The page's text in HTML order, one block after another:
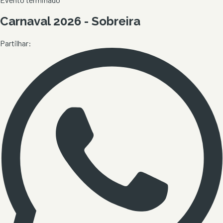
Carnaval 2026 - Sobreira
Partilhar: